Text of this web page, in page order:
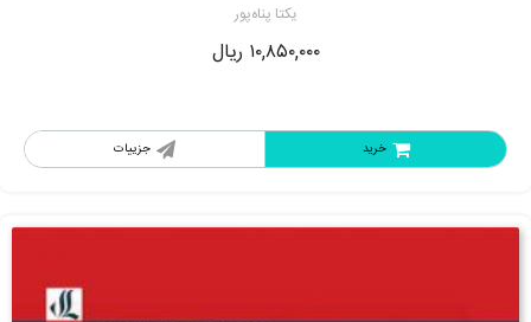
یکتا پناه‌پور
۱۰,۸۵۰,۰۰۰ ریال
جزییات خرید